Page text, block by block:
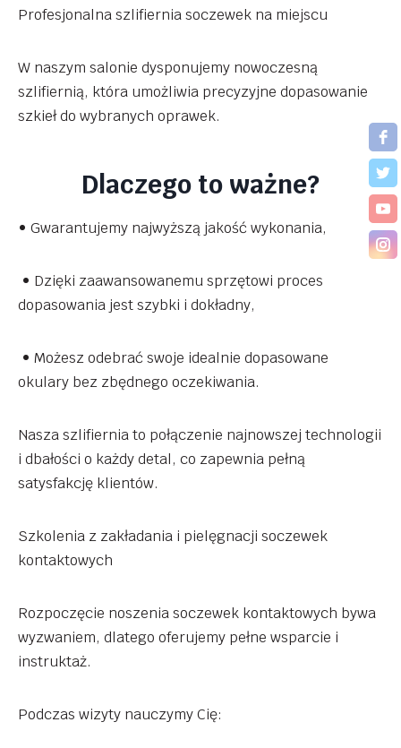
Profesjonalna szlifiernia soczewek na miejscu
W naszym salonie dysponujemy nowoczesną
szlifiernią, która umożliwia precyzyjne dopasowanie
szkieł do wybranych oprawek.
Dlaczego to ważne?
• Gwarantujemy najwyższą jakość wykonania,
• Dzięki zaawansowanemu sprzętowi proces
dopasowania jest szybki i dokładny,
• Możesz odebrać swoje idealnie dopasowane
okulary bez zbędnego oczekiwania.
Nasza szlifiernia to połączenie najnowszej technologii
i dbałości o każdy detal, co zapewnia pełną
satysfakcję klientów.
Szkolenia z zakładania i pielęgnacji soczewek
kontaktowych
Rozpoczęcie noszenia soczewek kontaktowych bywa
wyzwaniem, dlatego oferujemy pełne wsparcie i
instruktaż.
Podczas wizyty nauczymy Cię: